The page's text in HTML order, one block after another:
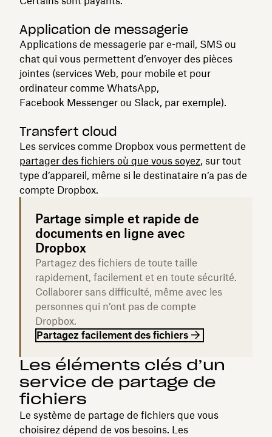
Application de messagerie
Applications de messagerie par e-mail, SMS ou
chat qui vous permettent d’envoyer des pièces
jointes (services Web, pour mobile et pour
ordinateur comme WhatsApp,
Facebook Messenger ou Slack, par exemple).
Transfert cloud
Les services comme Dropbox vous permettent de
partager des fichiers où que vous soyez, sur tout
type d’appareil, même si le destinataire n’a pas de
compte Dropbox.
Partage simple et rapide de
documents en ligne avec
Dropbox
Partagez des fichiers de toute taille
rapidement, facilement et en toute sécurité.
Collaborer sans difficulté, même avec les
personnes qui n’ont pas de compte
Dropbox.
Partagez facilement des fichiers
Les éléments clés d’un
service de partage de
fichiers
Le système de partage de fichiers que vous
choisirez dépend de vos besoins. Les